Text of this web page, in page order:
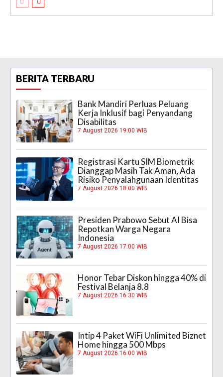
BERITA TERBARU
Bank Mandiri Perluas Peluang
Kerja Inklusif bagi Penyandang
Disabilitas
7 August 2026 19:00 WIB
Registrasi Kartu SIM Biometrik
Dianggap Masih Tak Aman, Ada
Risiko Penyalahgunaan Identitas
7 August 2026 18:00 WIB
Presiden Prabowo Sebut AI Bisa
Repotkan Warga Negara
Indonesia
7 August 2026 17:00 WIB
Honor Tebar Diskon hingga 40% di
Festival Belanja 8.8
7 August 2026 16:30 WIB
Intip 4 Paket WiFi Unlimited Biznet
Home hingga 500 Mbps
7 August 2026 16:00 WIB